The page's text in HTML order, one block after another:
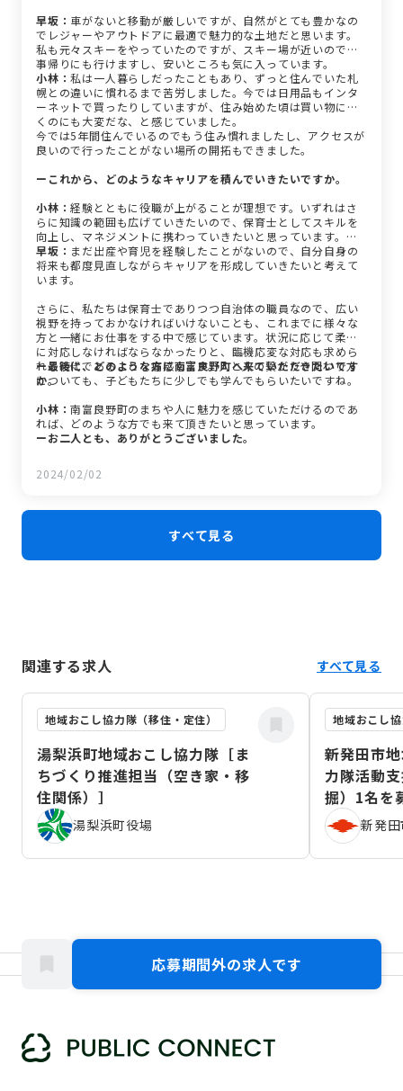
早坂： 車がないと移動が厳しいですが、自然がとても豊かなの
でレジャーやアウトドアに最適で魅力的な土地だと思います。
私も元々スキーをやっていたのですが、スキー場が近いので仕
事帰りにも行けますし、安いところも気に入っています。
小林：私は一人暮らしだったこともあり、ずっと住んでいた札
幌との違いに慣れるまで苦労しました。今では日用品もインタ
ーネットで買ったりしていますが、住み始めた頃は買い物に行
くのにも大変だな、と感じていました。
今では5年間住んでいるのでもう住み慣れましたし、アクセスが
良いので行ったことがない場所の開拓もできました。
ーこれから、どのようなキャリアを積んでいきたいですか。
小林：経験とともに役職が上がることが理想です。いずれはさ
らに知識の範囲も広げていきたいので、保育士としてスキルを
向上し、マネジメントに携わっていきたいと思っています。
早坂： まだ出産や育児を経験したことがないので、自分自身の
将来も都度見直しながらキャリアを形成していきたいと考えて
います。
さらに、私たちは保育士でありつつ自治体の職員なので、広い
視野を持っておかなければいけないことも、これまでに様々な
方と一緒にお仕事をする中で感じています。状況に応じて柔軟
に対応しなければならなかったりと、臨機応変な対応も求めら
れる時代であることを痛感します。人と人の繋がりや関わり方
についても、子どもたちに少しでも学んでもらいたいですね。
ー最後に、どのような方に南富良野町へ来ていただきたいです
か。
小林：南富良野町のまちや人に魅力を感じていただけるのであ
れば、どのような方でも来て頂きたいと思っています。
ーお二人とも、ありがとうございました。
2024/02/02
すべて見る
関連する求人 すべて見る
地域おこし協力隊（移住・定住）
湯梨浜町地域おこし協力隊［ま
ちづくり推進担当（空き家・移
住関係）］
湯梨浜町役場
地域おこし
新発田市
力隊活動
掘）1名を
新発
応募期間外の求人です